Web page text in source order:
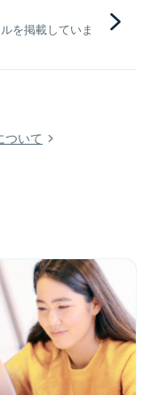
を掲載していま
ついて